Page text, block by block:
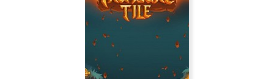
Total War: WARHAMMER